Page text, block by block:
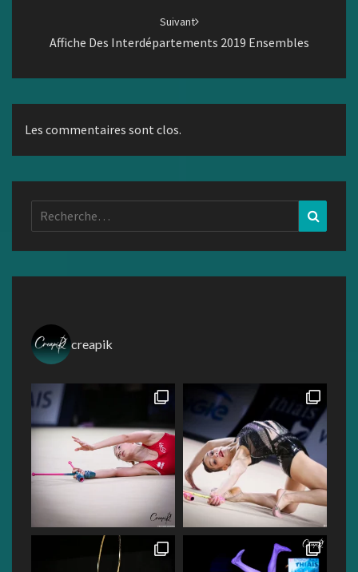
Suivant
Affiche Des Interdépartements 2019 Ensembles
Les commentaires sont clos.
Rechercher :
creapik